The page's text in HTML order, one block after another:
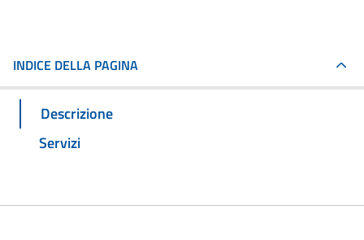
INDICE DELLA PAGINA
Descrizione
Servizi